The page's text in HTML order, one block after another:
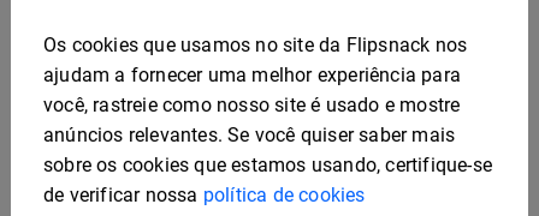
Os cookies que usamos no site da Flipsnack nos
ajudam a fornecer uma melhor experiência para
você, rastreie como nosso site é usado e mostre
anúncios relevantes. Se você quiser saber mais
sobre os cookies que estamos usando, certifique-se
de verificar nossa política de cookies